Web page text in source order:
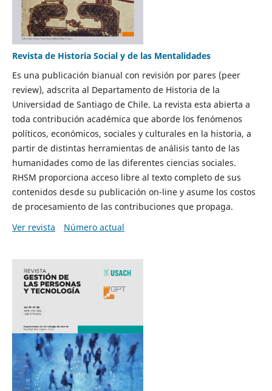
Revista de Historia Social y de las Mentalidades
Es una publicación bianual con revisión por pares (peer
review), adscrita al Departamento de Historia de la
Universidad de Santiago de Chile. La revista esta abierta a
toda contribución académica que aborde los fenómenos
políticos, económicos, sociales y culturales en la historia, a
partir de distintas herramientas de análisis tanto de las
humanidades como de las diferentes ciencias sociales.
RHSM proporciona acceso libre al texto completo de sus
contenidos desde su publicación on-line y asume los costos
de procesamiento de las contribuciones que propaga.
Ver revista
Número actual